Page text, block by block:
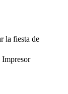
la fiesta de